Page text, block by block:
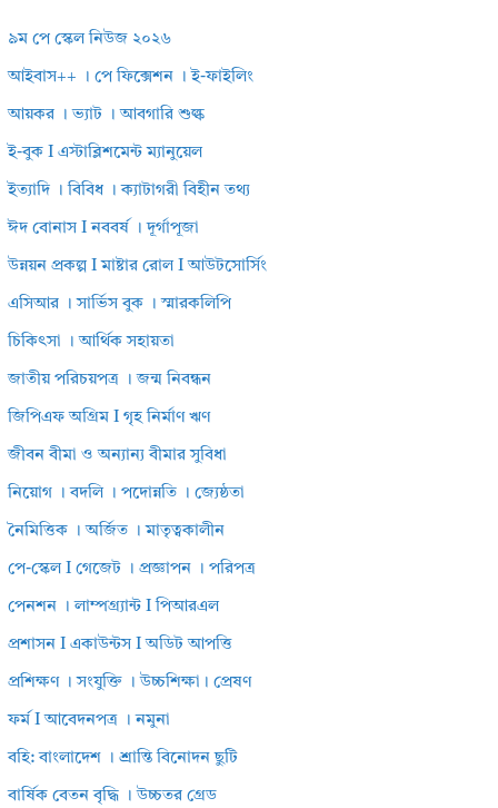
৯ম পে স্কেল নিউজ ২০২৬
আইবাস++ । পে ফিক্সেশন । ই-ফাইলিং
আয়কর । ভ্যাট । আবগারি শুল্ক
ই-বুক I এস্টাব্লিশমেন্ট ম্যানুয়েল
ইত্যাদি । বিবিধ । ক্যাটাগরী বিহীন তথ্য
ঈদ বোনাস I নববর্ষ । দূর্গাপূজা
উন্নয়ন প্রকল্প I মাষ্টার রোল I আউটসোর্সিং
এসিআর । সার্ভিস বুক । স্মারকলিপি
চিকিৎসা । আর্থিক সহায়তা
জাতীয় পরিচয়পত্র । জন্ম নিবন্ধন
জিপিএফ অগ্রিম I গৃহ নির্মাণ ঋণ
জীবন বীমা ও অন্যান্য বীমার সুবিধা
নিয়োগ । বদলি । পদোন্নতি । জ্যেষ্ঠতা
নৈমিত্তিক । অর্জিত । মাতৃত্বকালীন
পে-স্কেল I গেজেট । প্রজ্ঞাপন । পরিপত্র
পেনশন । লাম্পগ্র্যান্ট I পিআরএল
প্রশাসন I একাউন্টস I অডিট আপত্তি
প্রশিক্ষণ । সংযুক্তি । উচ্চশিক্ষা। প্রেষণ
ফর্ম I আবেদনপত্র । নমুনা
বহি: বাংলাদেশ । শ্রান্তি বিনোদন ছুটি
বার্ষিক বেতন বৃদ্ধি । উচ্চতর গ্রেড